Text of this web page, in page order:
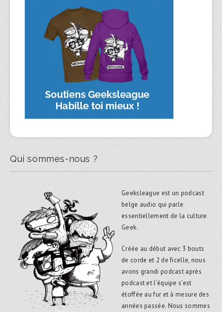
Qui sommes-nous ?
Geeksleague est un podcast
belge audio qui parle
essentiellement de la culture
Geek.
Créée au début avec 3 bouts
de corde et 2 de ficelle, nous
avons grandi podcast après
podcast et l’équipe s’est
étoffée au fur et à mesure des
années passée. Nous sommes